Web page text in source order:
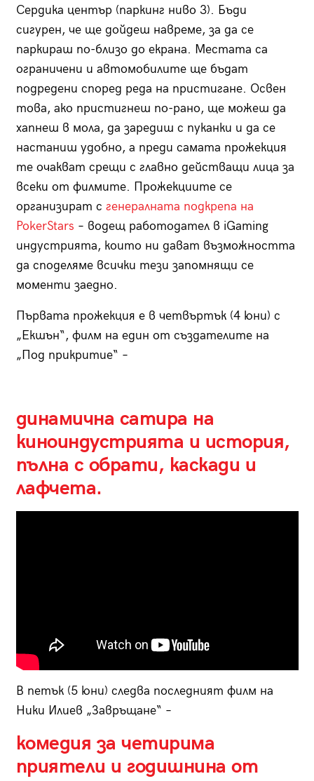
Сердика център (паркинг ниво 3). Бъди
сигурен, че ще дойдеш навреме, за да се
паркираш по-близо до екрана. Местата са
ограничени и автомобилите ще бъдат
подредени според реда на пристигане. Освен
това, ако пристигнеш по-рано, ще можеш да
хапнеш в мола, да заредиш с пуканки и да се
настаниш удобно, а преди самата прожекция
те очакват срещи с главно действащи лица за
всеки от филмите. Прожекциите се
организират с генералната подкрепа на
PokerStars – водещ работодател в iGaming
индустрията, които ни дават възможността
да споделяме всички тези запомнящи се
моменти заедно.
Първата прожекция е в четвъртък (4 юни) с
„Екшън“, филм на един от създателите на
„Под прикритие“ –
динамична сатира на
киноиндустрията и история,
пълна с обрати, каскади и
лафчета.
В петък (5 юни) следва последният филм на
Ники Илиев „Завръщане“ –
комедия за четирима
приятели и годишнина от